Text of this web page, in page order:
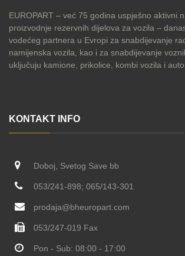
EUROPART – već 75 godina uspješno aktivni
proizvodnje rezervnih dijelova za vozila –
vodećeg partnera u Evropi za snabdijevanje
namijenska vozila, kao i za snabdijevanje
uključuju kamione, prikolice, kombi vozila i
KONTAKT INFO
Doboj, Svetog Save bb
053/241-898; 065/143-301
prodaja@bheuropart.com
053/247-019 Fax
Pon - Sub: 08:00 - 17:00